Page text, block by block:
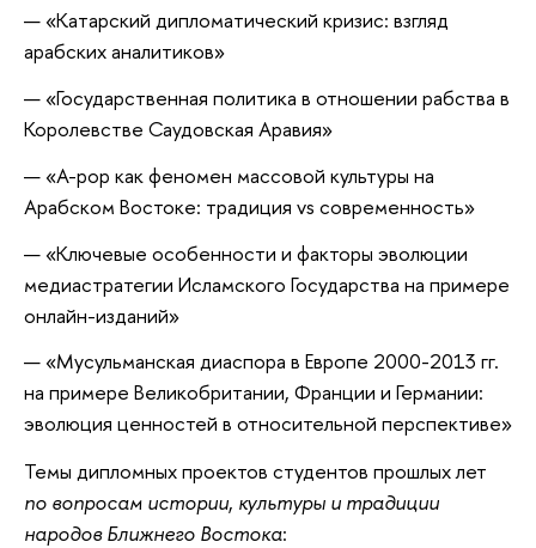
«Катарский дипломатический кризис: взгляд
арабских аналитиков»
«Государственная политика в отношении рабства в
Королевстве Саудовская Аравия»
«A-pop как феномен массовой культуры на
Арабском Востоке: традиция vs современность»
«Ключевые особенности и факторы эволюции
медиастратегии Исламского Государства на примере
онлайн-изданий»
«Мусульманская диаспора в Европе 2000-2013 гг.
на примере Великобритании, Франции и Германии:
эволюция ценностей в относительной перспективе»
Темы дипломных проектов студентов прошлых лет
по вопросам истории, культуры и традиции
народов Ближнего Востока: